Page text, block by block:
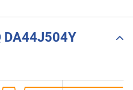
DA44J504Y